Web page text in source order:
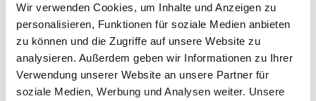
Wir verwenden Cookies, um Inhalte und Anzeigen zu
personalisieren, Funktionen für soziale Medien anbieten
zu können und die Zugriffe auf unsere Website zu
analysieren. Außerdem geben wir Informationen zu Ihrer
Verwendung unserer Website an unsere Partner für
soziale Medien, Werbung und Analysen weiter. Unsere